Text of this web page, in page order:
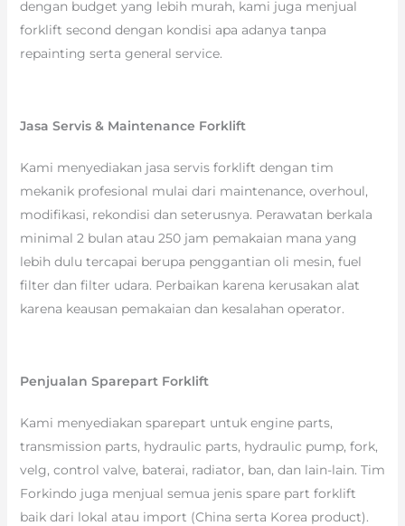
dengan budget yang lebih murah, kami juga menjual
forklift second dengan kondisi apa adanya tanpa
repainting serta general service.
Jasa Servis & Maintenance Forklift
Kami menyediakan jasa servis forklift dengan tim
mekanik profesional mulai dari maintenance, overhoul,
modifikasi, rekondisi dan seterusnya. Perawatan berkala
minimal 2 bulan atau 250 jam pemakaian mana yang
lebih dulu tercapai berupa penggantian oli mesin, fuel
filter dan filter udara. Perbaikan karena kerusakan alat
karena keausan pemakaian dan kesalahan operator.
Penjualan Sparepart Forklift
Kami menyediakan sparepart untuk engine parts,
transmission parts, hydraulic parts, hydraulic pump, fork,
velg, control valve, baterai, radiator, ban, dan lain-lain. Tim
Forkindo juga menjual semua jenis spare part forklift
baik dari lokal atau import (China serta Korea product).